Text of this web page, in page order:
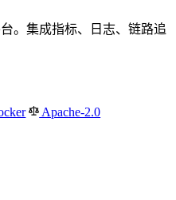
。集成指标、日志、链路追
Apache-2.0